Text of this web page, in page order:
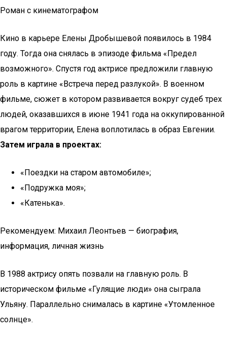
Роман с кинематографом
Кино в карьере Елены Дробышевой появилось в 1984
году. Тогда она снялась в эпизоде фильма «Предел
возможного». Спустя год актрисе предложили главную
роль в картине «Встреча перед разлукой». В военном
фильме, сюжет в котором развивается вокруг судеб трех
людей, оказавшихся в июне 1941 года на оккупированной
врагом территории, Елена воплотилась в образ Евгении.
Затем играла в проектах:
«Поездки на старом автомобиле»;
«Подружка моя»;
«Катенька».
Рекомендуем: Михаил Леонтьев — биография,
информация, личная жизнь
В 1988 актрису опять позвали на главную роль. В
историческом фильме «Гулящие люди» она сыграла
Ульяну. Параллельно снималась в картине «Утомленное
солнце».